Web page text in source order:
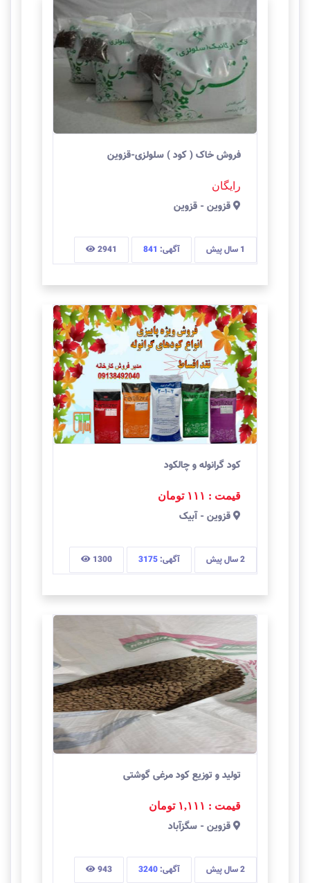
فروش خاک ( کود ) سلولزی-قزوین
رایگان
قزوين - قزوین
1 سال پیش آگهی: 841
2941
کود گرانوله و چالکود
قیمت : ۱۱۱ تومان
قزوين - آبیک
2 سال پیش آگهی:3175
1300
تولید و توزیع کود مرغی گوشتی
قیمت : ۱,۱۱۱ تومان
قزوين - سگزآباد
2 سال پیش آگهی:3240
943